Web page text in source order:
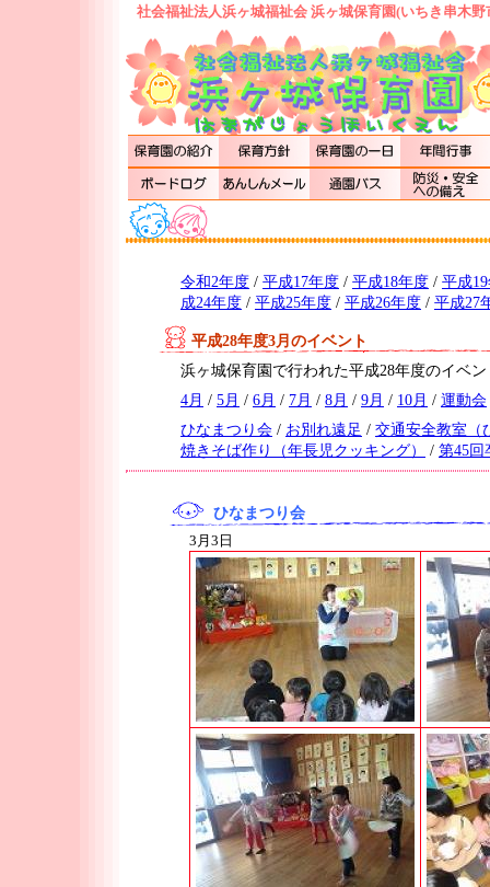
社会福祉法人浜ヶ城福祉会 浜ヶ城保育園(いちき串木野
令和2年度 / 平成17年度 / 平成18年度 / 平成
成24年度 / 平成25年度 / 平成26年度 / 平成27
平成28年度3月のイベント
浜ヶ城保育園で行われた平成28年度のイベ
4月 / 5月 / 6月 / 7月 / 8月 / 9月 / 10月 / 運動会
ひなまつり会 / お別れ遠足 / 交通安全教室（
焼きそば作り（年長児クッキング）
/ 第45回
ひなまつり会
3月3日